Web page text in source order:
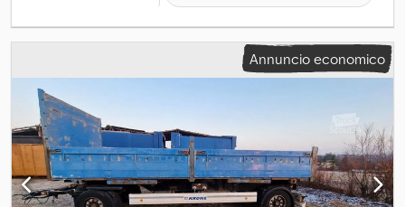
Annuncio economico